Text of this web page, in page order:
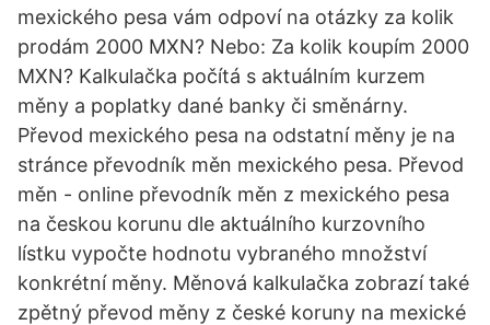
mexického pesa vám odpoví na otázky za kolik
prodám 2000 MXN? Nebo: Za kolik koupím 2000
MXN? Kalkulačka počítá s aktuálním kurzem
měny a poplatky dané banky či směnárny.
Převod mexického pesa na odstatní měny je na
stránce převodník měn mexického pesa. Převod
měn - online převodník měn z mexického pesa
na českou korunu dle aktuálního kurzovního
lístku vypočte hodnotu vybraného množství
konkrétní měny. Měnová kalkulačka zobrazí také
zpětný převod měny z české koruny na mexické